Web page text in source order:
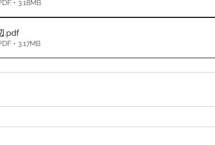
• 3.18MB
.pdf
• 3.17MB